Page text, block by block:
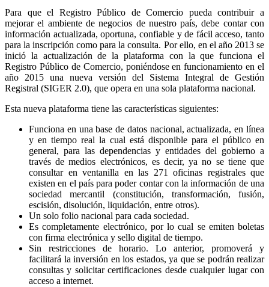
Para que el Registro Público de Comercio pueda contribuir a
mejorar el ambiente de negocios de nuestro país, debe contar con
información actualizada, oportuna, confiable y de fácil acceso, tanto
para la inscripción como para la consulta. Por ello, en el año 2013 se
inició la actualización de la plataforma con la que funciona el
Registro Público de Comercio, poniéndose en funcionamiento en el
año 2015 una nueva versión del Sistema Integral de Gestión
Registral (SIGER 2.0), que opera en una sola plataforma nacional.
Esta nueva plataforma tiene las características siguientes:
Funciona en una base de datos nacional, actualizada, en línea
y en tiempo real la cual está disponible para el público en
general, para las dependencias y entidades del gobierno a
través de medios electrónicos, es decir, ya no se tiene que
consultar en ventanilla en las 271 oficinas registrales que
existen en el país para poder contar con la información de una
sociedad mercantil (constitución, transformación, fusión,
escisión, disolución, liquidación, entre otros).
Un solo folio nacional para cada sociedad.
Es completamente electrónico, por lo cual se emiten boletas
con firma electrónica y sello digital de tiempo.
Sin restricciones de horario. Lo anterior, promoverá y
facilitará la inversión en los estados, ya que se podrán realizar
consultas y solicitar certificaciones desde cualquier lugar con
acceso a internet.